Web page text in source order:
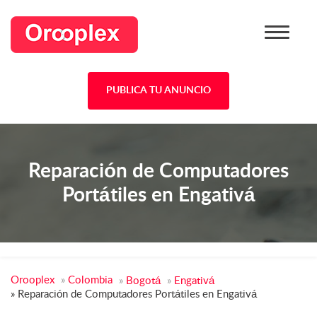
PUBLICA TU ANUNCIO
Reparación de Computadores
Portátiles en Engativá
Orooplex » Colombia » Bogotá » Engativá
» Reparación de Computadores Portátiles en Engativá